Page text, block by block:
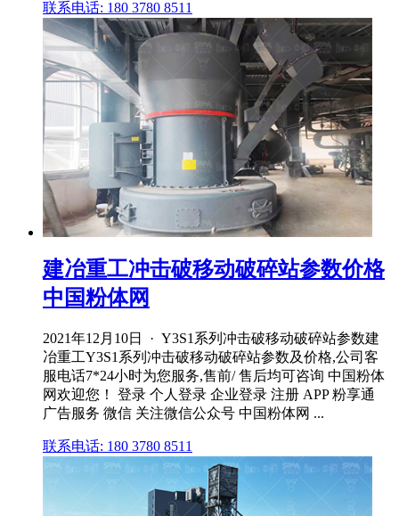
联系电话: 180 3780 8511
建冶重工冲击破移动破碎站参数价格
中国粉体网
2021年12月10日 · Y3S1系列冲击破移动破碎站参数建
冶重工Y3S1系列冲击破移动破碎站参数及价格,公司客
服电话7*24小时为您服务,售前/ 售后均可咨询 中国粉体
网欢迎您！ 登录 个人登录 企业登录 注册 APP 粉享通
广告服务 微信 关注微信公众号 中国粉体网 ...
联系电话: 180 3780 8511